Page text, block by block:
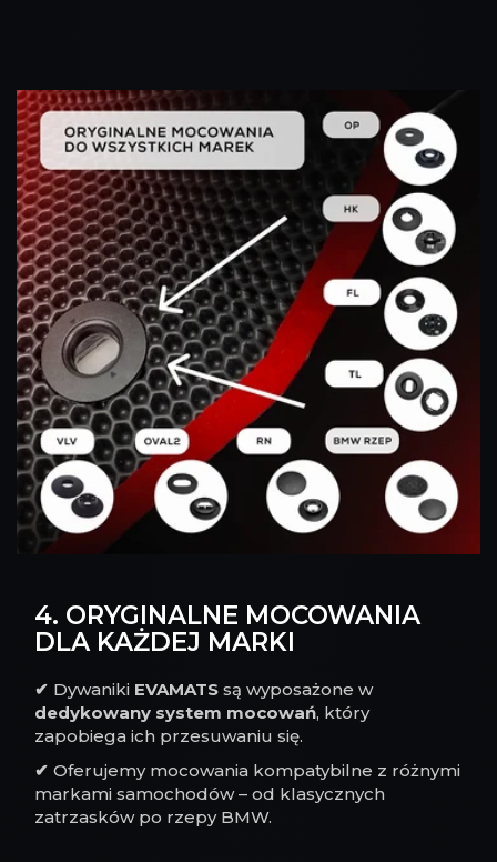
4. ORYGINALNE MOCOWANIA
DLA KAŻDEJ MARKI
✔ Dywaniki EVAMATS są wyposażone w
dedykowany system mocowań, który
zapobiega ich przesuwaniu się.
✔ Oferujemy mocowania kompatybilne z różnymi
markami samochodów – od klasycznych
zatrzasków po rzepy BMW.